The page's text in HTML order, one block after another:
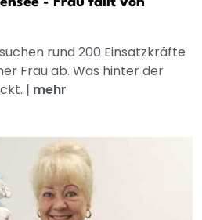
rund 200 Einsatzkräfte
Frau ab. Was hinter der
| mehr